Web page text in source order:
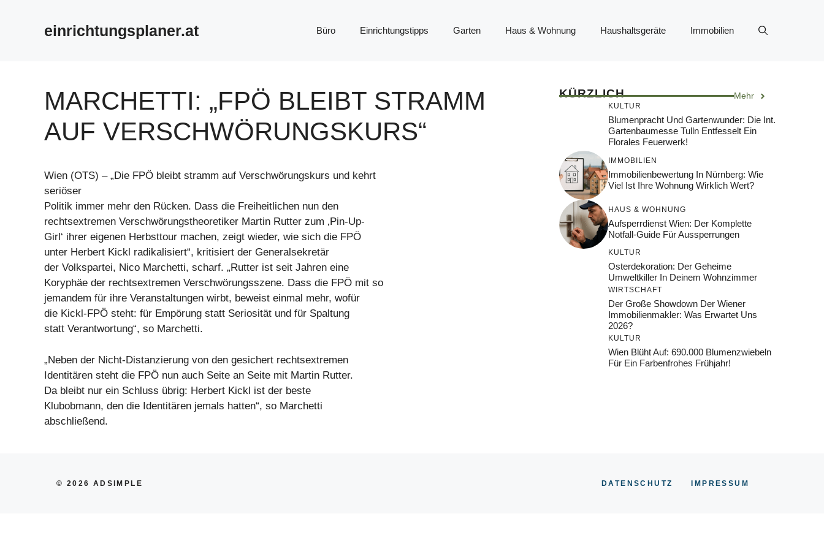
einrichtungsplaner.at Büro Einrichtungstipps Garten Haus & Wohnung Haushaltsgeräte Immobilien
MARCHETTI: „FPÖ BLEIBT STRAMM
AUF VERSCHWÖRUNGSKURS“
Wien (OTS) – „Die FPÖ bleibt stramm auf Verschwörungskurs und kehrt
seriöser
Politik immer mehr den Rücken. Dass die Freiheitlichen nun den
rechtsextremen Verschwörungstheoretiker Martin Rutter zum ‚Pin-Up-
Girl‘ ihrer eigenen Herbsttour machen, zeigt wieder, wie sich die FPÖ
unter Herbert Kickl radikalisiert“, kritisiert der Generalsekretär
der Volkspartei, Nico Marchetti, scharf. „Rutter ist seit Jahren eine
Koryphäe der rechtsextremen Verschwörungsszene. Dass die FPÖ mit so
jemandem für ihre Veranstaltungen wirbt, beweist einmal mehr, wofür
die Kickl-FPÖ steht: für Empörung statt Seriosität und für Spaltung
statt Verantwortung“, so Marchetti.
„Neben der Nicht-Distanzierung von den gesichert rechtsextremen
Identitären steht die FPÖ nun auch Seite an Seite mit Martin Rutter.
Da bleibt nur ein Schluss übrig: Herbert Kickl ist der beste
Klubobmann, den die Identitären jemals hatten“, so Marchetti
abschließend.
KÜRZLICH Mehr
KULTUR
Blumenpracht Und Gartenwunder: Die Int.
Gartenbaumesse Tulln Entfesselt Ein
Florales Feuerwerk!
IMMOBILIEN
Immobilienbewertung In Nürnberg: Wie
Viel Ist Ihre Wohnung Wirklich Wert?
HAUS & WOHNUNG
Aufsperrdienst Wien: Der Komplette
Notfall-Guide Für Aussperrungen
KULTUR
Osterdekoration: Der Geheime
Umweltkiller In Deinem Wohnzimmer
WIRTSCHAFT
Der Große Showdown Der Wiener
Immobilienmakler: Was Erwartet Uns
2026?
KULTUR
Wien Blüht Auf: 690.000 Blumenzwiebeln
Für Ein Farbenfrohes Frühjahr!
© 2026 ADSIMPLE DATENSCHUTZ IMPRESSUM